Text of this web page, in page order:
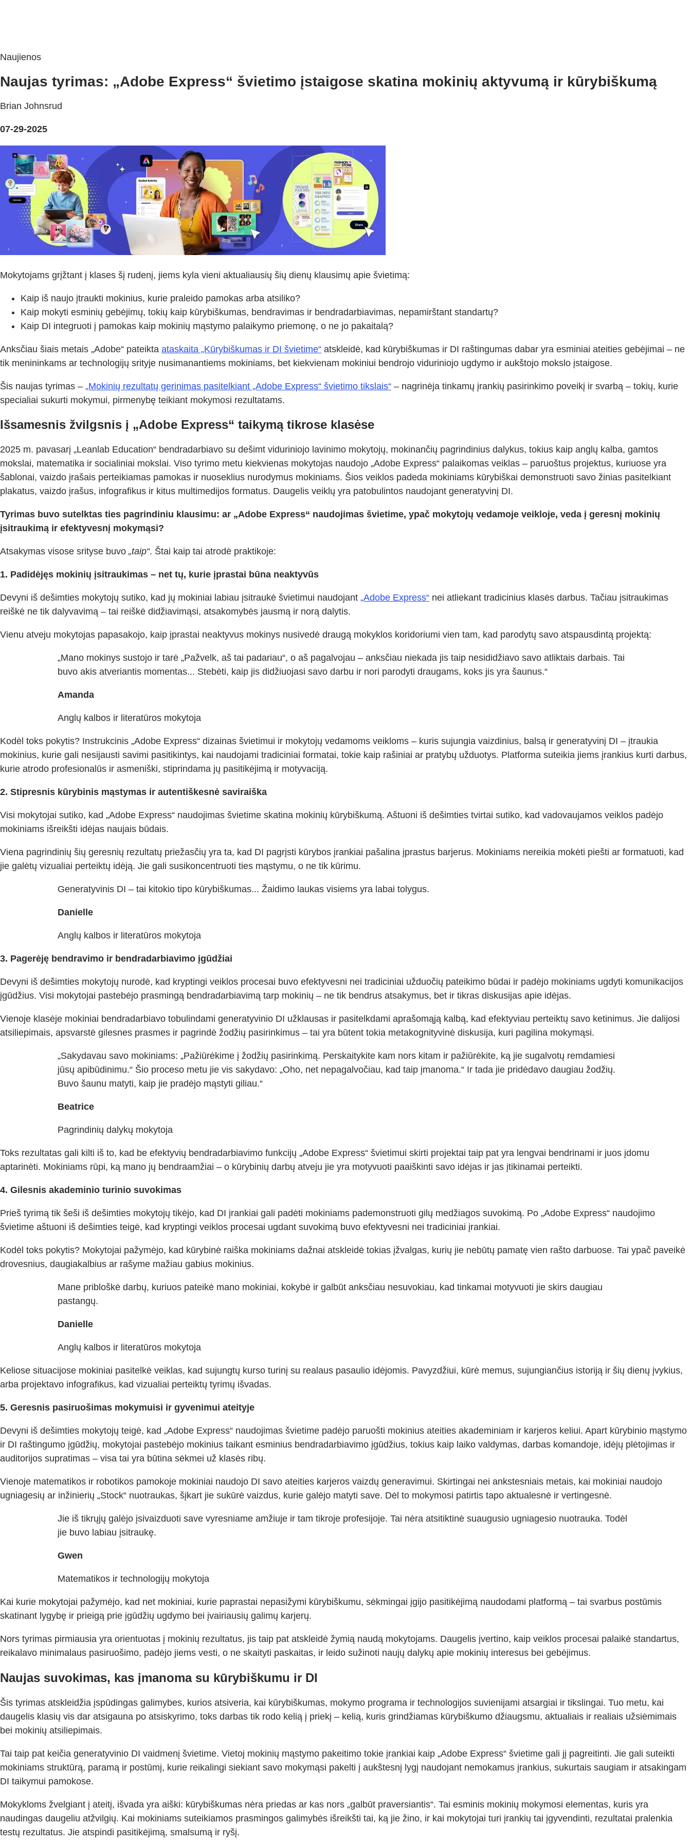
Naujienos
Naujas tyrimas: „Adobe Express“ švietimo įstaigose skatina mokinių aktyvumą ir kūrybiškumą
Brian Johnsrud
07-29-2025
Mokytojams grįžtant į klases šį rudenį, jiems kyla vieni aktualiausių šių dienų klausimų apie švietimą:
Kaip iš naujo įtraukti mokinius, kurie praleido pamokas arba atsiliko?
Kaip mokyti esminių gebėjimų, tokių kaip kūrybiškumas, bendravimas ir bendradarbiavimas, nepamirštant standartų?
Kaip DI integruoti į pamokas kaip mokinių mąstymo palaikymo priemonę, o ne jo pakaitalą?
Anksčiau šiais metais „Adobe“ pateikta ataskaita „Kūrybiškumas ir DI švietime“ atskleidė, kad kūrybiškumas ir DI raštingumas dabar yra esminiai ateities gebėjimai – ne
tik menininkams ar technologijų srityje nusimanantiems mokiniams, bet kiekvienam mokiniui bendrojo viduriniojo ugdymo ir aukštojo mokslo įstaigose.
Šis naujas tyrimas – „Mokinių rezultatų gerinimas pasitelkiant „Adobe Express“ švietimo tikslais“ – nagrinėja tinkamų įrankių pasirinkimo poveikį ir svarbą – tokių, kurie
specialiai sukurti mokymui, pirmenybę teikiant mokymosi rezultatams.
Išsamesnis žvilgsnis į „Adobe Express“ taikymą tikrose klasėse
2025 m. pavasarį „Leanlab Education“ bendradarbiavo su dešimt viduriniojo lavinimo mokytojų, mokinančių pagrindinius dalykus, tokius kaip anglų kalba, gamtos
mokslai, matematika ir socialiniai mokslai. Viso tyrimo metu kiekvienas mokytojas naudojo „Adobe Express“ palaikomas veiklas – paruoštus projektus, kuriuose yra
šablonai, vaizdo įrašais perteikiamas pamokas ir nuoseklius nurodymus mokiniams. Šios veiklos padeda mokiniams kūrybiškai demonstruoti savo žinias pasitelkiant
plakatus, vaizdo įrašus, infografikus ir kitus multimedijos formatus. Daugelis veiklų yra patobulintos naudojant generatyvinį DI.
Tyrimas buvo sutelktas ties pagrindiniu klausimu: ar „Adobe Express“ naudojimas švietime, ypač mokytojų vedamoje veikloje, veda į geresnį mokinių
įsitraukimą ir efektyvesnį mokymąsi?
Atsakymas visose srityse buvo „taip“. Štai kaip tai atrodė praktikoje:
1. Padidėjęs mokinių įsitraukimas – net tų, kurie įprastai būna neaktyvūs
Devyni iš dešimties mokytojų sutiko, kad jų mokiniai labiau įsitraukė švietimui naudojant „Adobe Express“ nei atliekant tradicinius klasės darbus. Tačiau įsitraukimas
reiškė ne tik dalyvavimą – tai reiškė didžiavimąsi, atsakomybės jausmą ir norą dalytis.
Vienu atveju mokytojas papasakojo, kaip įprastai neaktyvus mokinys nusivedė draugą mokyklos koridoriumi vien tam, kad parodytų savo atspausdintą projektą:
„Mano mokinys sustojo ir tarė „Pažvelk, aš tai padariau“, o aš pagalvojau – anksčiau niekada jis taip nesididžiavo savo atliktais darbais. Tai
buvo akis atveriantis momentas... Stebėti, kaip jis didžiuojasi savo darbu ir nori parodyti draugams, koks jis yra šaunus.“
Amanda
Anglų kalbos ir literatūros mokytoja
Kodėl toks pokytis? Instrukcinis „Adobe Express“ dizainas švietimui ir mokytojų vedamoms veikloms – kuris sujungia vaizdinius, balsą ir generatyvinį DI – įtraukia
mokinius, kurie gali nesijausti savimi pasitikintys, kai naudojami tradiciniai formatai, tokie kaip rašiniai ar pratybų užduotys. Platforma suteikia jiems įrankius kurti darbus,
kurie atrodo profesionalūs ir asmeniški, stiprindama jų pasitikėjimą ir motyvaciją.
2. Stipresnis kūrybinis mąstymas ir autentiškesnė saviraiška
Visi mokytojai sutiko, kad „Adobe Express“ naudojimas švietime skatina mokinių kūrybiškumą. Aštuoni iš dešimties tvirtai sutiko, kad vadovaujamos veiklos padėjo
mokiniams išreikšti idėjas naujais būdais.
Viena pagrindinių šių geresnių rezultatų priežasčių yra ta, kad DI pagrįsti kūrybos įrankiai pašalina įprastus barjerus. Mokiniams nereikia mokėti piešti ar formatuoti, kad
jie galėtų vizualiai perteiktų idėją. Jie gali susikoncentruoti ties mąstymu, o ne tik kūrimu.
Generatyvinis DI – tai kitokio tipo kūrybiškumas... Žaidimo laukas visiems yra labai tolygus.
Danielle
Anglų kalbos ir literatūros mokytoja
3. Pagerėję bendravimo ir bendradarbiavimo įgūdžiai
Devyni iš dešimties mokytojų nurodė, kad kryptingi veiklos procesai buvo efektyvesni nei tradiciniai užduočių pateikimo būdai ir padėjo mokiniams ugdyti komunikacijos
įgūdžius. Visi mokytojai pastebėjo prasmingą bendradarbiavimą tarp mokinių – ne tik bendrus atsakymus, bet ir tikras diskusijas apie idėjas.
Vienoje klasėje mokiniai bendradarbiavo tobulindami generatyvinio DI užklausas ir pasitelkdami aprašomąją kalbą, kad efektyviau perteiktų savo ketinimus. Jie dalijosi
atsiliepimais, apsvarstė gilesnes prasmes ir pagrindė žodžių pasirinkimus – tai yra būtent tokia metakognityvinė diskusija, kuri pagilina mokymąsi.
„Sakydavau savo mokiniams: „Pažiūrėkime į žodžių pasirinkimą. Perskaitykite kam nors kitam ir pažiūrėkite, ką jie sugalvotų remdamiesi
jūsų apibūdinimu.“ Šio proceso metu jie vis sakydavo: „Oho, net nepagalvočiau, kad taip įmanoma.“ Ir tada jie pridėdavo daugiau žodžių.
Buvo šaunu matyti, kaip jie pradėjo mąstyti giliau.“
Beatrice
Pagrindinių dalykų mokytoja
Toks rezultatas gali kilti iš to, kad be efektyvių bendradarbiavimo funkcijų „Adobe Express“ švietimui skirti projektai taip pat yra lengvai bendrinami ir juos įdomu
aptarinėti. Mokiniams rūpi, ką mano jų bendraamžiai – o kūrybinių darbų atveju jie yra motyvuoti paaiškinti savo idėjas ir jas įtikinamai perteikti.
4. Gilesnis akademinio turinio suvokimas
Prieš tyrimą tik šeši iš dešimties mokytojų tikėjo, kad DI įrankiai gali padėti mokiniams pademonstruoti gilų medžiagos suvokimą. Po „Adobe Express“ naudojimo
švietime aštuoni iš dešimties teigė, kad kryptingi veiklos procesai ugdant suvokimą buvo efektyvesni nei tradiciniai įrankiai.
Kodėl toks pokytis? Mokytojai pažymėjo, kad kūrybinė raiška mokiniams dažnai atskleidė tokias įžvalgas, kurių jie nebūtų pamatę vien rašto darbuose. Tai ypač paveikė
drovesnius, daugiakalbius ar rašyme mažiau gabius mokinius.
Mane pribloškė darbų, kuriuos pateikė mano mokiniai, kokybė ir galbūt anksčiau nesuvokiau, kad tinkamai motyvuoti jie skirs daugiau
pastangų.
Danielle
Anglų kalbos ir literatūros mokytoja
Keliose situacijose mokiniai pasitelkė veiklas, kad sujungtų kurso turinį su realaus pasaulio idėjomis. Pavyzdžiui, kūrė memus, sujungiančius istoriją ir šių dienų įvykius,
arba projektavo infografikus, kad vizualiai perteiktų tyrimų išvadas.
5. Geresnis pasiruošimas mokymuisi ir gyvenimui ateityje
Devyni iš dešimties mokytojų teigė, kad „Adobe Express“ naudojimas švietime padėjo paruošti mokinius ateities akademiniam ir karjeros keliui. Apart kūrybinio mąstymo
ir DI raštingumo įgūdžių, mokytojai pastebėjo mokinius taikant esminius bendradarbiavimo įgūdžius, tokius kaip laiko valdymas, darbas komandoje, idėjų plėtojimas ir
auditorijos supratimas – visa tai yra būtina sėkmei už klasės ribų.
Vienoje matematikos ir robotikos pamokoje mokiniai naudojo DI savo ateities karjeros vaizdų generavimui. Skirtingai nei ankstesniais metais, kai mokiniai naudojo
ugniagesių ar inžinierių „Stock“ nuotraukas, šįkart jie sukūrė vaizdus, kurie galėjo matyti save. Dėl to mokymosi patirtis tapo aktualesnė ir vertingesnė.
Jie iš tikrųjų galėjo įsivaizduoti save vyresniame amžiuje ir tam tikroje profesijoje. Tai nėra atsitiktinė suaugusio ugniagesio nuotrauka. Todėl
jie buvo labiau įsitraukę.
Gwen
Matematikos ir technologijų mokytoja
Kai kurie mokytojai pažymėjo, kad net mokiniai, kurie paprastai nepasižymi kūrybiškumu, sėkmingai įgijo pasitikėjimą naudodami platformą – tai svarbus postūmis
skatinant lygybę ir prieigą prie įgūdžių ugdymo bei įvairiausių galimų karjerų.
Nors tyrimas pirmiausia yra orientuotas į mokinių rezultatus, jis taip pat atskleidė žymią naudą mokytojams. Daugelis įvertino, kaip veiklos procesai palaikė standartus,
reikalavo minimalaus pasiruošimo, padėjo jiems vesti, o ne skaityti paskaitas, ir leido sužinoti naujų dalykų apie mokinių interesus bei gebėjimus.
Naujas suvokimas, kas įmanoma su kūrybiškumu ir DI
Šis tyrimas atskleidžia įspūdingas galimybes, kurios atsiveria, kai kūrybiškumas, mokymo programa ir technologijos suvienijami atsargiai ir tikslingai. Tuo metu, kai
daugelis klasių vis dar atsigauna po atsiskyrimo, toks darbas tik rodo kelią į priekį – kelią, kuris grindžiamas kūrybiškumo džiaugsmu, aktualiais ir realiais užsiėmimais
bei mokinių atsiliepimais.
Tai taip pat keičia generatyvinio DI vaidmenį švietime. Vietoj mokinių mąstymo pakeitimo tokie įrankiai kaip „Adobe Express“ švietime gali jį pagreitinti. Jie gali suteikti
mokiniams struktūrą, paramą ir postūmį, kurie reikalingi siekiant savo mokymąsi pakelti į aukštesnį lygį naudojant nemokamus įrankius, sukurtais saugiam ir atsakingam
DI taikymui pamokose.
Mokykloms žvelgiant į ateitį, išvada yra aiški: kūrybiškumas nėra priedas ar kas nors „galbūt praversiantis“. Tai esminis mokinių mokymosi elementas, kuris yra
naudingas daugeliu atžvilgių. Kai mokiniams suteikiamos prasmingos galimybės išreikšti tai, ką jie žino, ir kai mokytojai turi įrankių tai įgyvendinti, rezultatai pralenkia
testų rezultatus. Jie atspindi pasitikėjimą, smalsumą ir ryšį.